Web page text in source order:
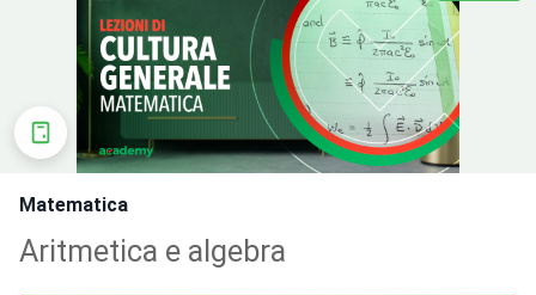
Matematica
Aritmetica e algebra